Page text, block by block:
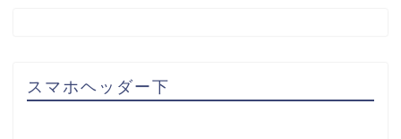
スマホヘッダー下